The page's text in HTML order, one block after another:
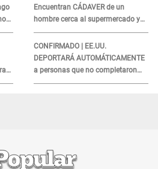
Encuentran CÁDAVER de un
hombre cerca al supermercado y
esto reveló la autopsia que le
realizaron
CONFIRMADO | EE.UU.
DEPORTARÁ AUTOMÁTICAMENTE
a personas que no completaron
este formulario clave